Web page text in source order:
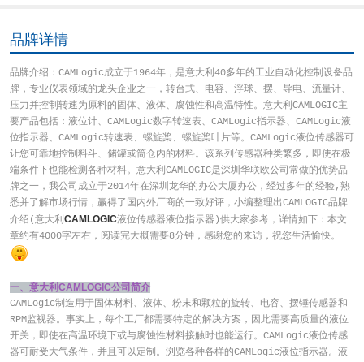
品牌详情
​品牌介绍：CAMLogic成立于1964年，是意大利40多年的工业自动化控制设备品
牌，专业仪表领域的龙头企业之一，转台式、电容、浮球、摆、导电、流量计、
压力并控制转速为原料的固体、液体、腐蚀性和高温特性。意大利CAMLOGIC主
要产品包括：液位计、CAMLogic数字转速表、CAMLogic指示器、CAMLogic液
位指示器、CAMLogic转速表、螺旋桨、螺旋桨叶片等。CAMLogic液位传感器可
让您可靠地控制料斗、储罐或筒仓内的材料。该系列传感器种类繁多，即使在极
端条件下也能检测各种材料。意大利CAMLOGIC是深圳华联欧公司常做的优势品
牌之一，我公司成立于2014年在深圳龙华的办公大厦办公，经过多年的经验,熟
悉并了解市场行情，赢得了国内外厂商的一致好评，小编整理出CAMLOGIC品牌
介绍(意大利CAMLOGIC液位传感器液位指示器)供大家参考，详情如下：本文
章约有4000字左右，阅读完大概需要8分钟，感谢您的来访，祝您生活愉快。
一、意大利CAMLOGIC公司简介
CAMLogic制造用于固体材料、液体、粉末和颗粒的旋转、电容、摆锤传感器和
RPM监视器。事实上，每个工厂都需要特定的解决方案，因此需要高质量的液位
开关，即使在高温环境下或与腐蚀性材料接触时也能运行。CAMLogic液位传感
器可耐受大气条件，并且可以定制。浏览各种各样的CAMLogic液位指示器。液